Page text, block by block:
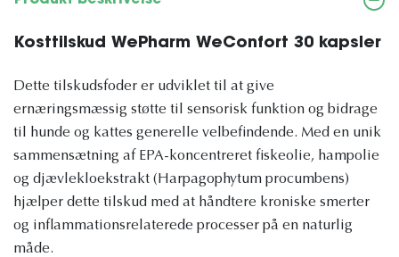
Kosttilskud WePharm WeConfort 30 kapsler
Dette tilskudsfoder er udviklet til at give
ernæringsmæssig støtte til sensorisk funktion og bidrage
til hunde og kattes generelle velbefindende. Med en unik
sammensætning af EPA-koncentreret fiskeolie, hampolie
og djævlekloekstrakt (Harpagophytum procumbens)
hjælper dette tilskud med at håndtere kroniske smerter
og inflammationsrelaterede processer på en naturlig
måde.